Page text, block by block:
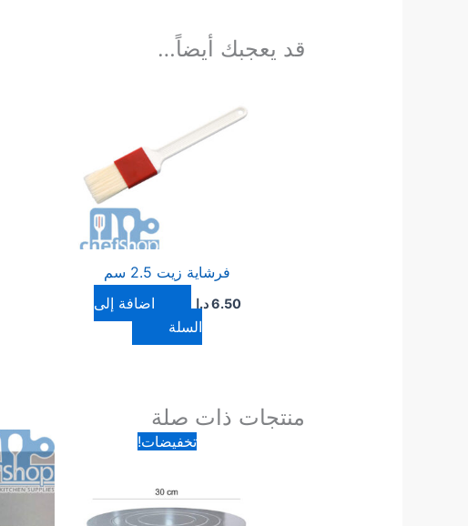
قد يعجبك أيضاً…
فرشاية زيت 2.5 سم
6.50د.ا
إضافة إلى
السلة
منتجات ذات صلة
تخفيضات!
السعر
الأصلي
25.00 د.ا.
السعر
الحالي